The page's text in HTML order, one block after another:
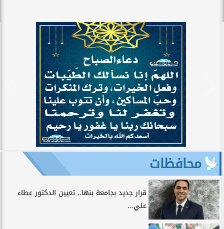
محافظات
قرار جديد بجامعة بنها.. تعيين الدكتور عطاء
علي...